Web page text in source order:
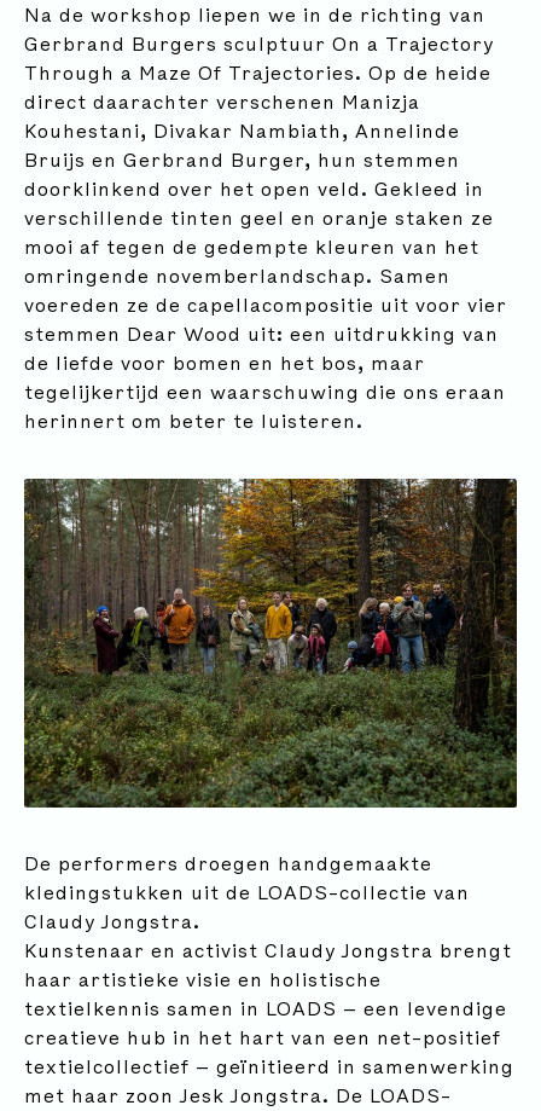
Na de workshop liepen we in de richting van
Gerbrand Burgers sculptuur On a Trajectory
Through a Maze Of Trajectories. Op de heide
direct daarachter verschenen Manizja
Kouhestani, Divakar Nambiath, Annelinde
Bruijs en Gerbrand Burger, hun stemmen
doorklinkend over het open veld. Gekleed in
verschillende tinten geel en oranje staken ze
mooi af tegen de gedempte kleuren van het
omringende novemberlandschap. Samen
voereden ze de capellacompositie uit voor vier
stemmen Dear Wood uit: een uitdrukking van
de liefde voor bomen en het bos, maar
tegelijkertijd een waarschuwing die ons eraan
herinnert om beter te luisteren.
De performers droegen handgemaakte
kledingstukken uit de LOADS-collectie van
Claudy Jongstra.
Kunstenaar en activist Claudy Jongstra brengt
haar artistieke visie en holistische
textielkennis samen in LOADS — een levendige
creatieve hub in het hart van een net-positief
textielcollectief — geïnitieerd in samenwerking
met haar zoon Jesk Jongstra. De LOADS-